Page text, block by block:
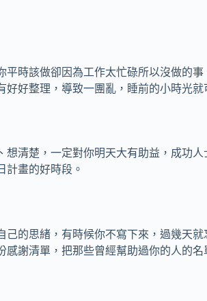
平時該做卻因為工作太忙碌所以沒做的
好整理，導致一團亂，睡前的小時光就
清楚，一定對你明天大有助益，成功人
計畫的好時段。
己的思緒，有時候你不寫下來，過幾天
感謝清單，把那些曾經幫助過你的人的